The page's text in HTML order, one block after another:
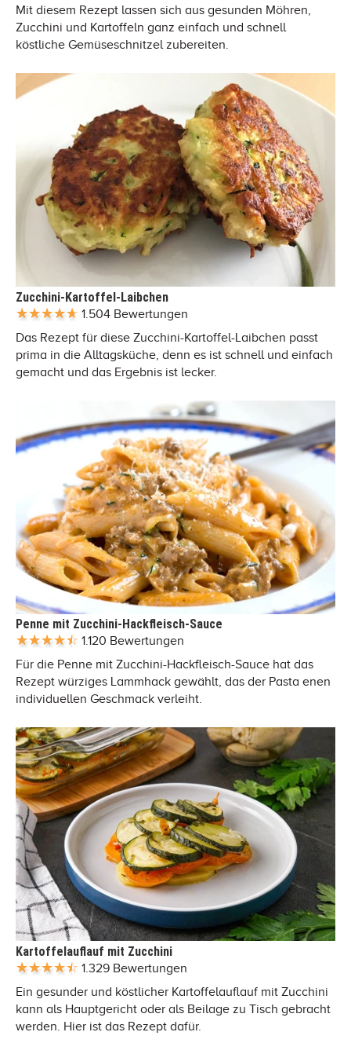
Mit diesem Rezept lassen sich aus gesunden Möhren,
Zucchini und Kartoffeln ganz einfach und schnell
köstliche Gemüseschnitzel zubereiten.
Zucchini-Kartoffel-Laibchen
1.504 Bewertungen
Das Rezept für diese Zucchini-Kartoffel-Laibchen passt
prima in die Alltagsküche, denn es ist schnell und einfach
gemacht und das Ergebnis ist lecker.
Penne mit Zucchini-Hackfleisch-Sauce
1.120 Bewertungen
Für die Penne mit Zucchini-Hackfleisch-Sauce hat das
Rezept würziges Lammhack gewählt, das der Pasta enen
individuellen Geschmack verleiht.
Kartoffelauflauf mit Zucchini
1.329 Bewertungen
Ein gesunder und köstlicher Kartoffelauflauf mit Zucchini
kann als Hauptgericht oder als Beilage zu Tisch gebracht
werden. Hier ist das Rezept dafür.